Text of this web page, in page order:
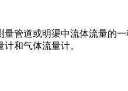
管道或明渠中流体流量的
和气体流量计。